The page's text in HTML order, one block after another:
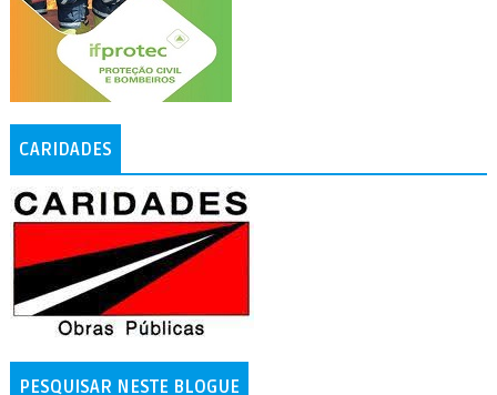
CARIDADES
PESQUISAR NESTE BLOGUE